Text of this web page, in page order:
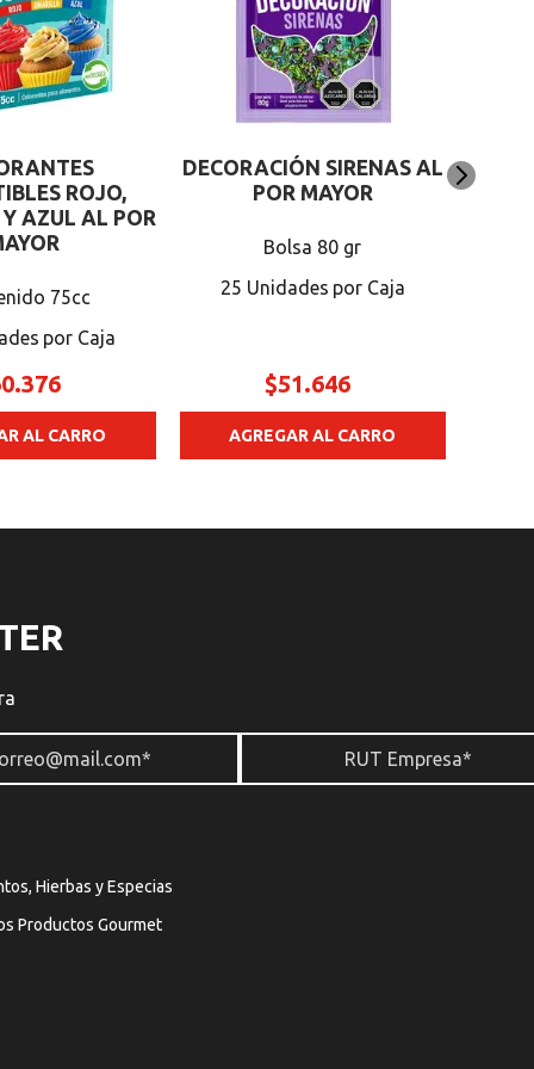
ROJO,
AZUL AL POR
75cc
.376
AL CARRO
DECORACIÓN SIRENAS AL
POR MAYOR
Bolsa 80 gr
25 Unidades
$51.646
AGREGAR AL CARRO
Hierbas y Especias
Productos Gourmet